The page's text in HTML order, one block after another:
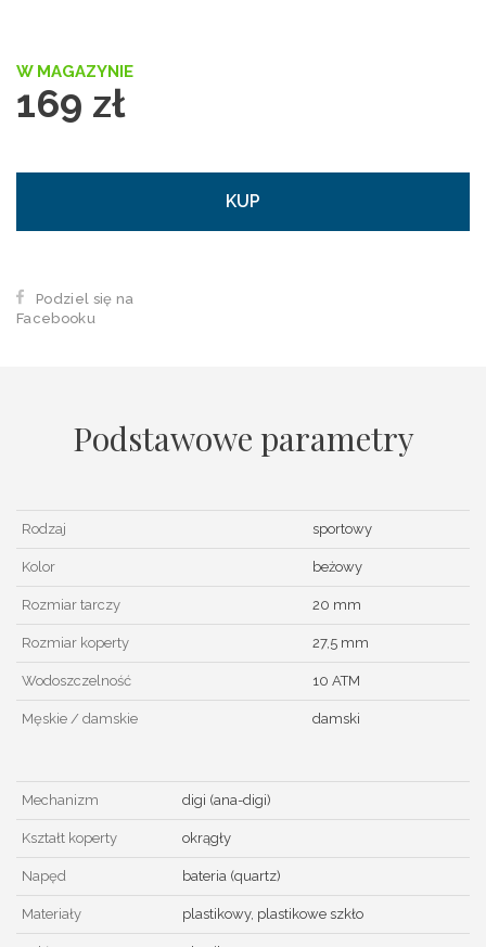
W MAGAZYNIE
169 zł
KUP
Podziel się na
Facebooku
Podstawowe parametry
Rodzaj sportowy
Kolor beżowy
Rozmiar tarczy 20 mm
Rozmiar koperty 27,5 mm
Wodoszczelność 10 ATM
Męskie / damskie damski
Mechanizm digi (ana-digi)
Kształt koperty okrągły
Napęd bateria (quartz)
Materiały plastikowy, plastikowe szkło